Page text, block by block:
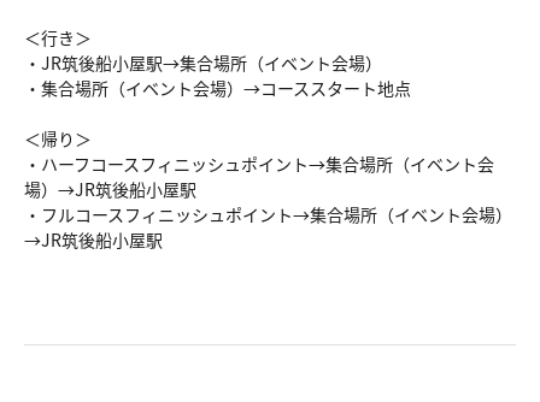
＜行き＞
・JR筑後船小屋駅→集合場所（イベント会場）
・集合場所（イベント会場）→コーススタート地点
＜帰り＞
・ハーフコースフィニッシュポイント→集合場所（イベント会
場）→JR筑後船小屋駅
・フルコースフィニッシュポイント→集合場所（イベント会場）
→JR筑後船小屋駅